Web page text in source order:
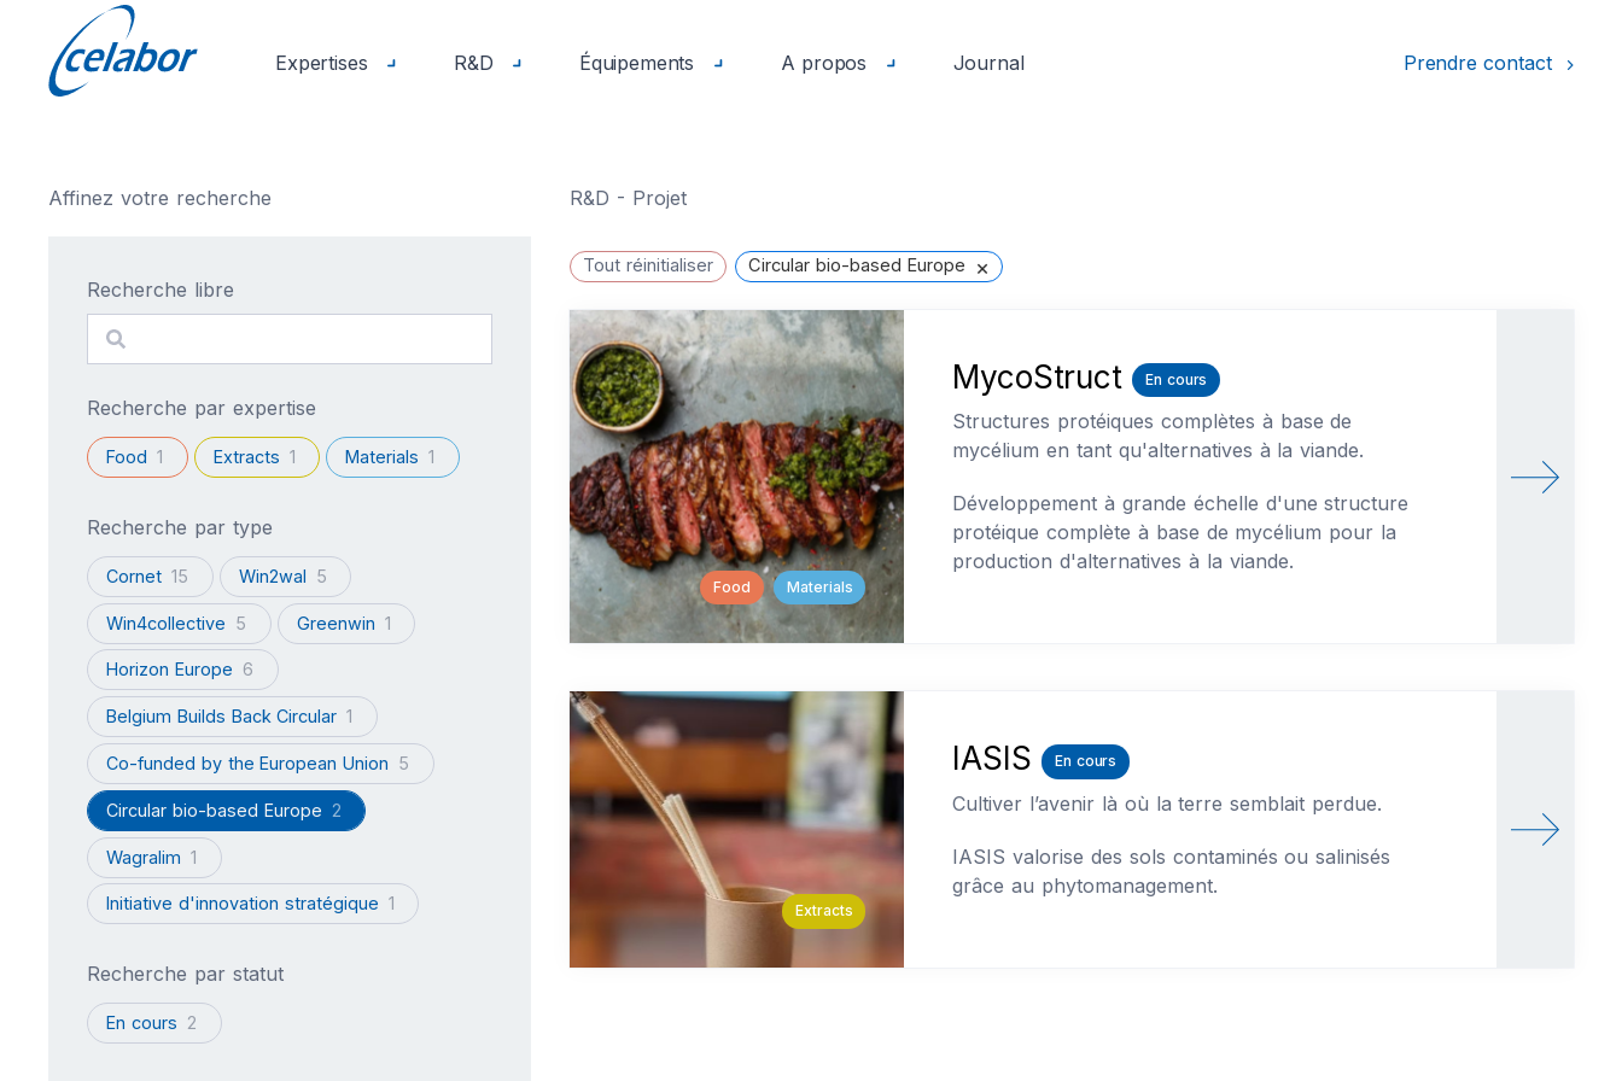
Expertises R&D Équipements A propos Journal Prendre contact
R&D - Projet
Tout réinitialiser Circular bio-based Europe ×
Food Materials
MycoStruct En cours
Structures protéiques complètes à base de
mycélium en tant qu'alternatives à la viande.
Développement à grande échelle d'une structure
protéique complète à base de mycélium pour la
production d'alternatives à la viande.
Extracts
IASIS En cours
Cultiver l’avenir là où la terre semblait perdue.
IASIS valorise des sols contaminés ou salinisés
grâce au phytomanagement.
Affinez votre recherche
Recherche libre
Rechercher
Recherche par expertise
Food 1 Extracts 1 Materials 1
Recherche par type
Cornet 15 Win2wal 5
Win4collective 5 Greenwin 1
Horizon Europe 6
Belgium Builds Back Circular 1
Co-funded by the European Union 5
Circular bio-based Europe 2
Wagralim 1
Initiative d'innovation stratégique 1
Recherche par statut
En cours 2